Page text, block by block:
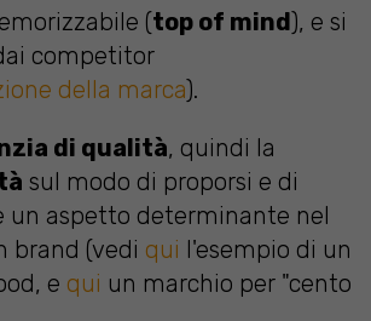
(top of mind), e si
competitor
della marca).
di qualità, quindi la
sul modo di proporsi e di
un aspetto determinante nel
brand (vedi qui l'esempio di un
e qui un marchio per "cento